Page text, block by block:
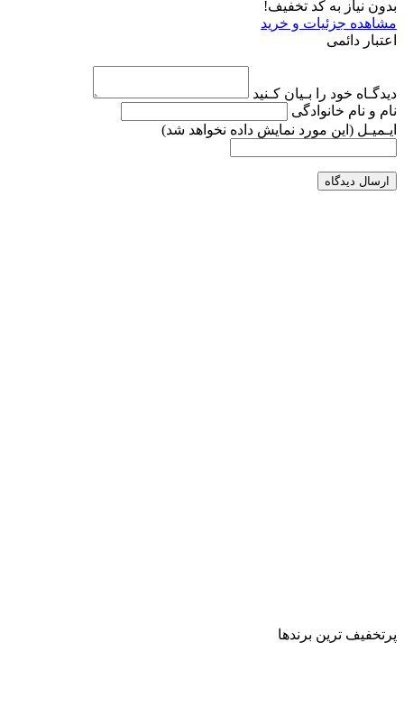
بدون نیاز به کد تخفیف!
مشاهده جزئیات و خرید
اعتبار دائمی
دیدگـاه خود را بـیان کـنید
نام و نام خانوادگی
ایـمیـل (این مورد نمایش داده نخواهد شد)
ارسال دیدگاه
پرتخفیف ترین برندها